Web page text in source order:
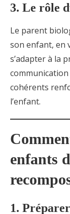
3. Le rôle
Le parent
son enfant, en
s’adapter à la
cohérents
l’enfant.
enfants
1.